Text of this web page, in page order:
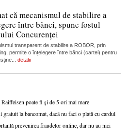
că mecanismul de stabilire a
între bănci, spune fostul
Concurenței
transparent de stabilire a ROBOR, prin
permite o înțelegere între bănci (cartel) pentru
detalii
poate fi și de 5 ori mai mare
gratuit la bancomat, dacă nu faci o plată cu cardul
prevenirea fraudelor online, dar nu au nici